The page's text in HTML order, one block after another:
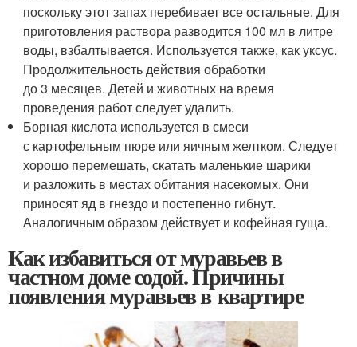
поскольку этот запах перебивает все остальные. Для
приготовления раствора разводится 100 мл в литре
воды, взбалтывается. Используется также, как уксус.
Продолжительность действия обработки
до 3 месяцев. Детей и животных на время
проведения работ следует удалить.
Борная кислота используется в смеси
с картофельным пюре или яичным желтком. Следует
хорошо перемешать, скатать маленькие шарики
и разложить в местах обитания насекомых. Они
приносят яд в гнездо и постепенно гибнут.
Аналогичным образом действует и кофейная гуща.
Как избавиться от муравьев в
частном доме содой. Причины
появления муравьев в квартире